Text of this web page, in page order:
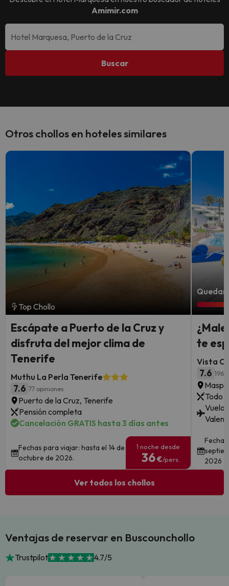
Amimir.com
Buscar
Otros chollos en hoteles similares
Top Chollo
Escápate a Puerto de la Cruz y
disfruta del mejor clima de
Tenerife
Muthu La Perla Tenerife
7.6 77 opiniones
Puerto de la Cruz, Tenerife
Pensión completa
Cancelación GRATIS hasta 3 días antes
Fechas para viajar: hasta el 14 de
octubre de 2026.
1 noche desde
36€/pers.
Quedan
te
Vista
7.6 196
Todo
2026
Ver todos los chollos
Ventajas de reservar en Buscounchollo
Trustpilot 4.7/5